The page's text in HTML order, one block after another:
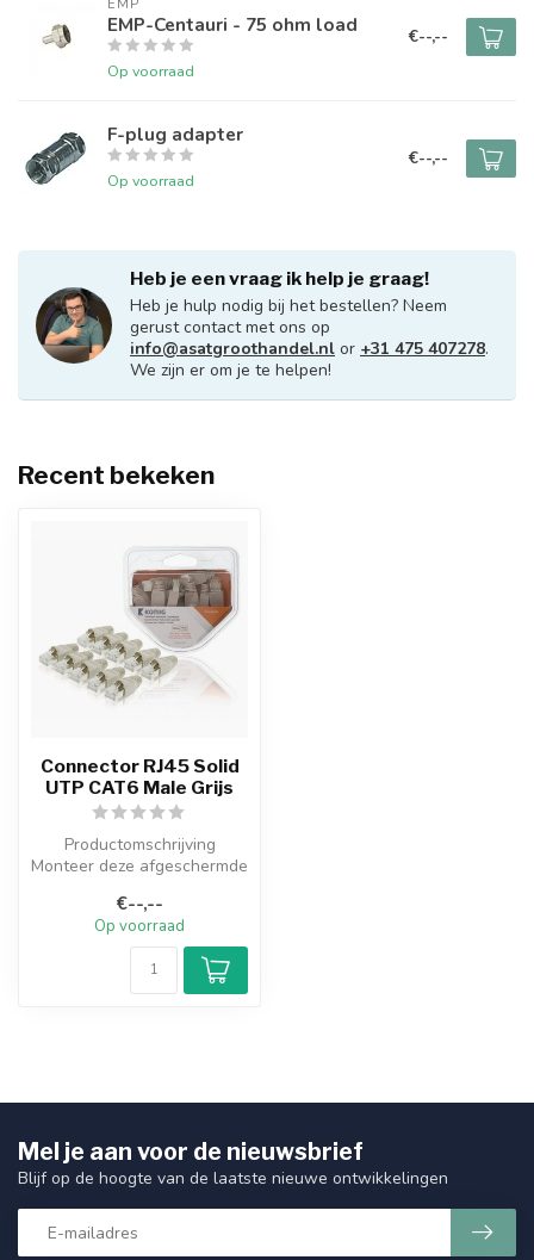
EMP
EMP-Centauri - 75 ohm load
Op voorraad
€--,--
F-plug adapter
Op voorraad
€--,--
Heb je een vraag ik help je graag!
Heb je hulp nodig bij het bestellen? Neem
gerust contact met ons op
info@asatgroothandel.nl or +31 475 407278.
We zijn er om je te helpen!
Recent bekeken
Connector RJ45 Solid
UTP CAT6 Male Grijs
Productomschrijving
Monteer deze afgeschermde
netwerkkab...
€--,--
Op voorraad
Mel je aan voor de nieuwsbrief
Blijf op de hoogte van de laatste nieuwe ontwikkelingen